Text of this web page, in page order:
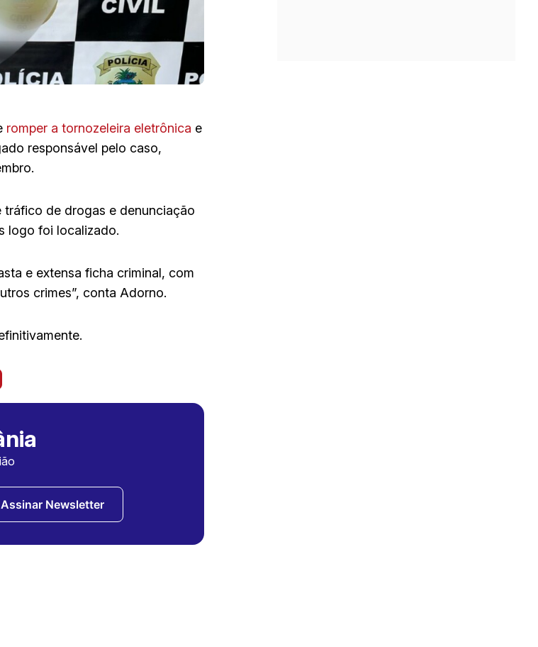
romper a tornozeleira eletrônica e
responsável pelo caso,
de drogas e denunciação
logo foi localizado.
e extensa ficha criminal, com
crimes”, conta Adorno.
Assinar Newsletter